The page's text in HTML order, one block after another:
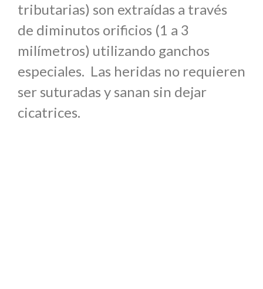
tributarias) son extraídas a través
de diminutos orificios (1 a 3
milímetros) utilizando ganchos
especiales. Las heridas no requieren
ser suturadas y sanan sin dejar
cicatrices.